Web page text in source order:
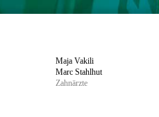
Maja Vakili
Marc Stahlhut
Zahnärzte